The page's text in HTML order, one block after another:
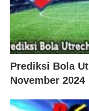
Prediksi Bola
November 2024